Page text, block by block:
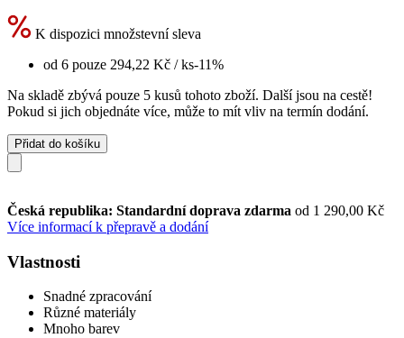
K dispozici množstevní sleva
od 6 pouze 294,22 Kč / ks-11%
Na skladě zbývá pouze 5 kusů tohoto zboží. Další jsou na cestě!
Pokud si jich objednáte více, může to mít vliv na termín dodání.
Přidat do košíku
Česká republika: Standardní doprava zdarma od 1 290,00 Kč
Více informací k přepravě a dodání
Vlastnosti
Snadné zpracování
Různé materiály
Mnoho barev